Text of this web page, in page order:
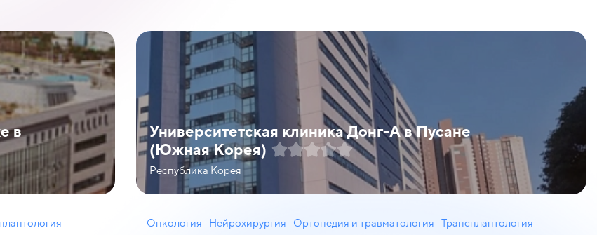
в
Университетская клиника Донг-А в Пусане
(Южная Корея)
Республика Корея
Онкология Нейрохирургия Ортопедия и травматология
Трансплантология